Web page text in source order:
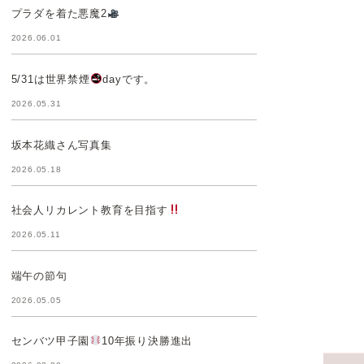
プラダを着た悪魔2
2026.06.01
5/31は世界禁煙 dayです。
2026.05.31
坂本花織さん写真集
2026.05.18
社会人リカレント教育を目指す
2026.05.11
端午の節句
2026.05.05
センバツ甲子園 10年振り決勝進出